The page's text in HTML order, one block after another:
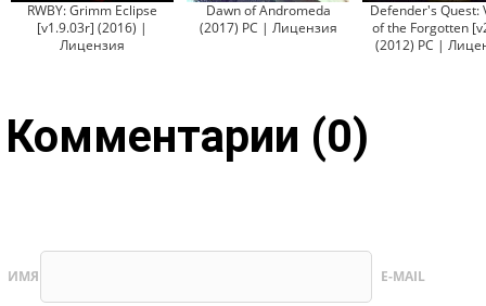
RWBY: Grimm Eclipse
[v1.9.03r] (2016) |
Лицензия
Dawn of Andromeda
(2017) PC | Лицензия
Defender's Quest:
of the Forgotten
(2012) РС |
Комментарии (0)
ИМЯ E-MAIL